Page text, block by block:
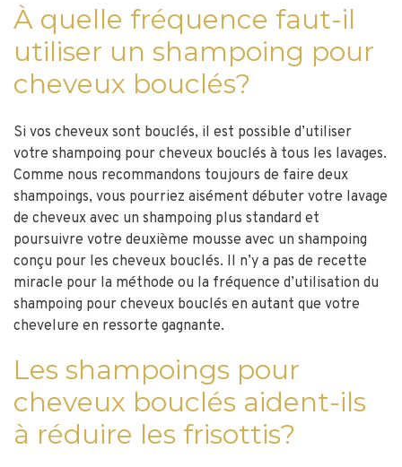
À quelle fréquence faut-il
utiliser un shampoing pour
cheveux bouclés?
Si vos cheveux sont bouclés, il est possible d’utiliser
votre shampoing pour cheveux bouclés à tous les lavages.
Comme nous recommandons toujours de faire deux
shampoings, vous pourriez aisément débuter votre lavage
de cheveux avec un shampoing plus standard et
poursuivre votre deuxième mousse avec un shampoing
conçu pour les cheveux bouclés. Il n’y a pas de recette
miracle pour la méthode ou la fréquence d’utilisation du
shampoing pour cheveux bouclés en autant que votre
chevelure en ressorte gagnante.
Les shampoings pour
cheveux bouclés aident-ils
à réduire les frisottis?